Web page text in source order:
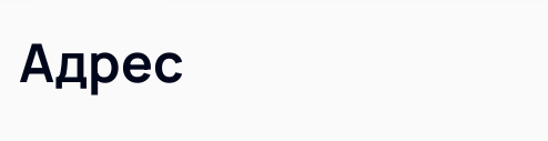
Адрес